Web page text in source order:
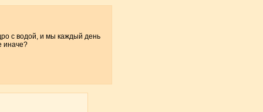
с водой, и мы каждый день
иначе?